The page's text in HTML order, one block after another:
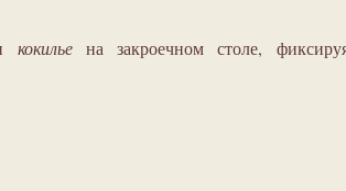
кокильена закроечном столе,